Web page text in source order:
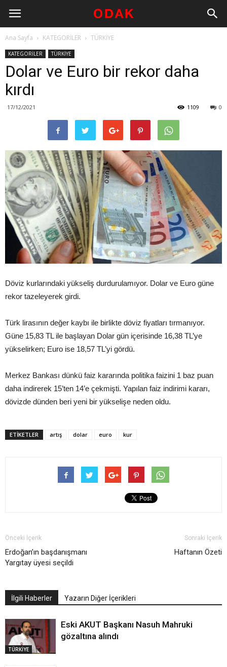
Ana Sayfa KATEGORİLER TÜRKİYE
KATEGORİLER TÜRKİYE
Dolar ve Euro bir rekor daha
kırdı
17/12/2021 0
1109
Döviz kurlarındaki yükseliş durdurulamıyor. Dolar ve Euro güne
rekor tazeleyerek girdi.
Türk lirasının değer kaybı ile birlikte döviz fiyatları tırmanıyor.
Güne 15,83 TL ile başlayan Dolar gün içerisinde 16,38 TL’ye
yükselirken; Euro ise 18,57 TL’yi gördü.
Merkez Bankası dünkü faiz kararında politika faizini 1 baz puan
daha indirerek 15’ten 14’e çekmişti. Yapılan faiz indirimi kararı,
dövizde dünden beri yeni bir yükselişe neden oldu.
ETIKETLER artış dolar euro kur
Önceki İçerik
Erdoğan’ın başdanışmanı
Yargıtay üyesi seçildi
Sonraki İçerik
Haftanın Özeti
İlgili Haberler Yazarın Diğer İçerikleri
TÜRKİYE
Eski AKUT Başkanı Nasuh Mahruki
gözaltına alındı